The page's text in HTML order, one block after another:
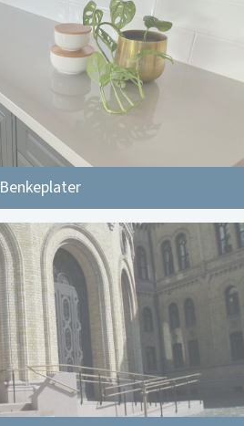
Benkeplater